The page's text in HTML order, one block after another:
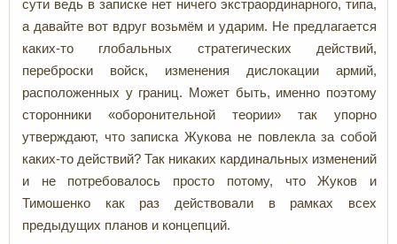
сути ведь в записке нет ничего экстраординарного, типа,
а давайте вот вдруг возьмём и ударим. Не предлагается
каких-то глобальных стратегических действий,
переброски войск, изменения дислокации армий,
расположенных у границ. Может быть, именно поэтому
сторонники «оборонительной теории» так упорно
утверждают, что записка Жукова не повлекла за собой
каких-то действий? Так никаких кардинальных изменений
и не потребовалось просто потому, что Жуков и
Тимошенко как раз действовали в рамках всех
предыдущих планов и концепций.